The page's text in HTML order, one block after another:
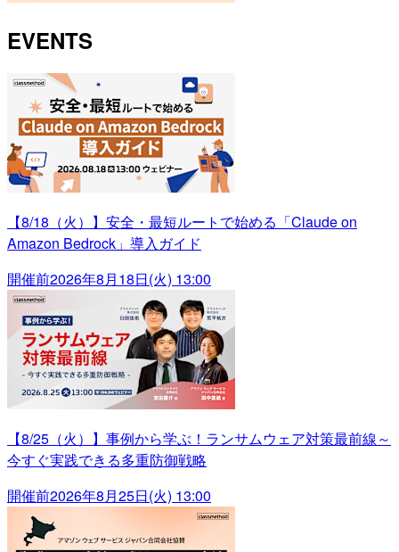
EVENTS
【8/18（火）】安全・最短ルートで始める「Claude on
Amazon Bedrock」導入ガイド
開催前2026年8月18日(火) 13:00
【8/25（火）】事例から学ぶ！ランサムウェア対策最前線～
今すぐ実践できる多重防御戦略
開催前2026年8月25日(火) 13:00